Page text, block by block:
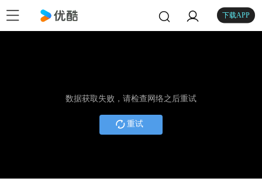
下载APP
数据获取失败，请检查网络之后重试
重试